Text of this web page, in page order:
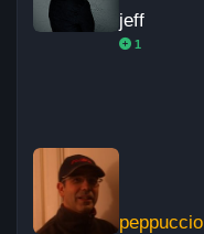
jeff
1
peppuccio